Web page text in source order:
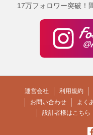
17万フォロワー突破！
運営会社 利用規約
お問い合わせ
よく
設計者様はこちら